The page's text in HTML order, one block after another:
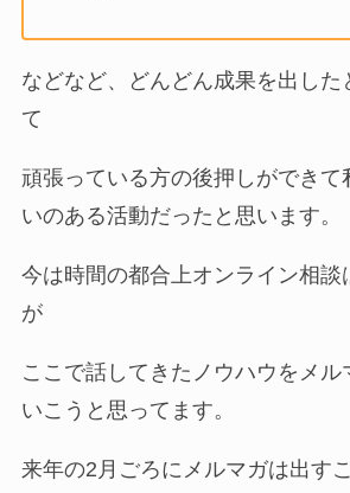
などなど、どんどん成果を出した
て
頑張っている方の後押しができて
いのある活動だったと思います。
今は時間の都合上オンライン相談
が
ここで話してきたノウハウをメル
いこうと思ってます。
来年の2月ごろにメルマガは出す